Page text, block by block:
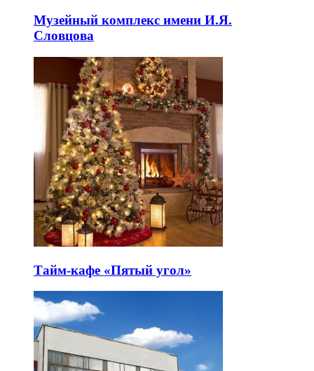
Музейный комплекс имени И.Я.
Словцова
Тайм-кафе «Пятый угол»